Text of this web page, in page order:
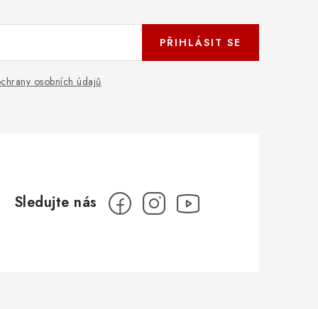
osobních údajů
PŘIHLÁSIT SE